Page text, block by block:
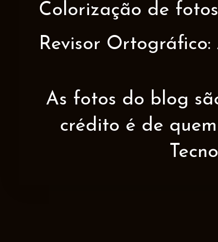
Colorização de
Revisor Ortográfico:
As fotos do blog
crédito é de